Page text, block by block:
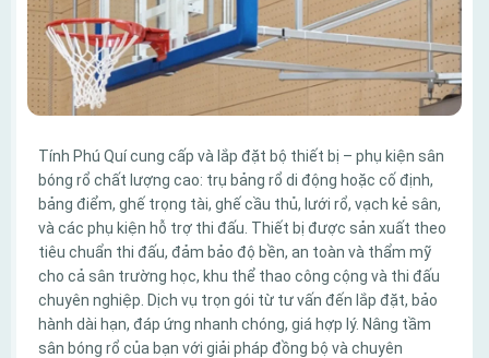
Tính Phú Quí cung cấp và lắp đặt bộ thiết bị – phụ kiện sân
bóng rổ chất lượng cao: trụ bảng rổ di động hoặc cố định,
bảng điểm, ghế trọng tài, ghế cầu thủ, lưới rổ, vạch kẻ sân,
và các phụ kiện hỗ trợ thi đấu. Thiết bị được sản xuất theo
tiêu chuẩn thi đấu, đảm bảo độ bền, an toàn và thẩm mỹ
cho cả sân trường học, khu thể thao công cộng và thi đấu
chuyên nghiệp. Dịch vụ trọn gói từ tư vấn đến lắp đặt, bảo
hành dài hạn, đáp ứng nhanh chóng, giá hợp lý. Nâng tầm
sân bóng rổ của bạn với giải pháp đồng bộ và chuyên